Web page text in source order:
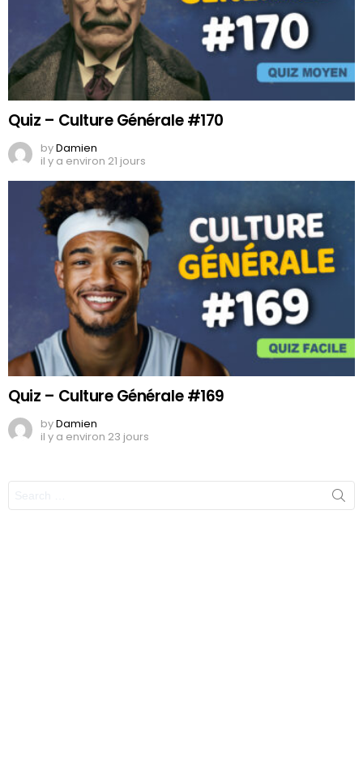
Quiz – Culture Générale #170
byDamien
il y a environ 21 jours
Quiz – Culture Générale #169
byDamien
il y a environ 23 jours